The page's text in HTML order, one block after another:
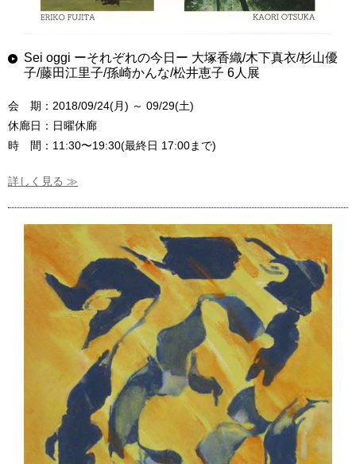
Sei oggi ーそれぞれの今日ー 大塚香織/木下真衣/杉山優
子/藤田江里子/孫崎かんな/松井恵子 6人展
会 期：2018/09/24(月) ～ 09/29(土)
休廊日：日曜休廊
時 間：11:30〜19:30(最終日 17:00まで)
詳しく見る ≫